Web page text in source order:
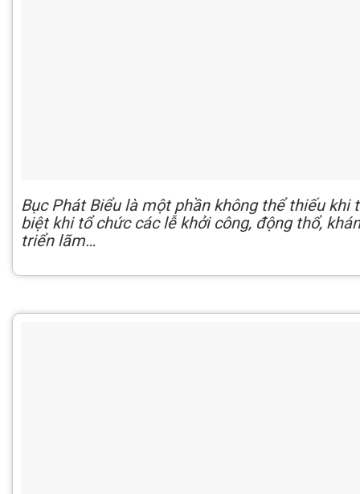
Bục Phát Biểu là một phần không thể thiếu khi
​biệt khi tổ chức các lễ khởi công, động thổ,
triển lãm…